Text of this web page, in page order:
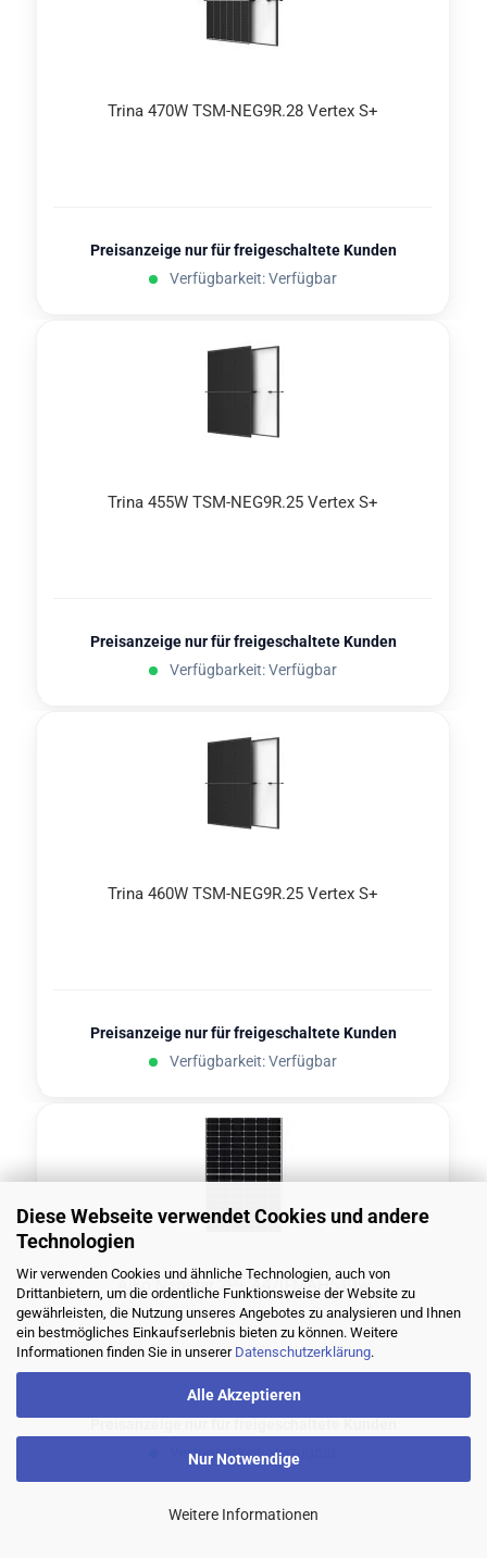
Diese Webseite verwendet Cookies und andere
Technologien
Wir verwenden Cookies und ähnliche Technologien, auch von
Drittanbietern, um die ordentliche Funktionsweise der Website zu
gewährleisten, die Nutzung unseres Angebotes zu analysieren und Ihnen
ein bestmögliches Einkaufserlebnis bieten zu können. Weitere
Informationen finden Sie in unserer Datenschutzerklärung.
Alle Akzeptieren
Nur Notwendige
Weitere Informationen
Trina 470W TSM-​NEG9R.28 Ver­tex S+
Preisanzeige nur für freigeschaltete Kunden
Verfügbarkeit: Verfügbar
Trina 455W TSM-​NEG9R.25 Ver­tex S+
Preisanzeige nur für freigeschaltete Kunden
Verfügbarkeit: Verfügbar
Trina 460W TSM-​NEG9R.25 Ver­tex S+
Preisanzeige nur für freigeschaltete Kunden
Verfügbarkeit: Verfügbar
Aiko Neo­star 2P+ A470-​MAH54Dw
Verfügbarkeit: Verfügbar